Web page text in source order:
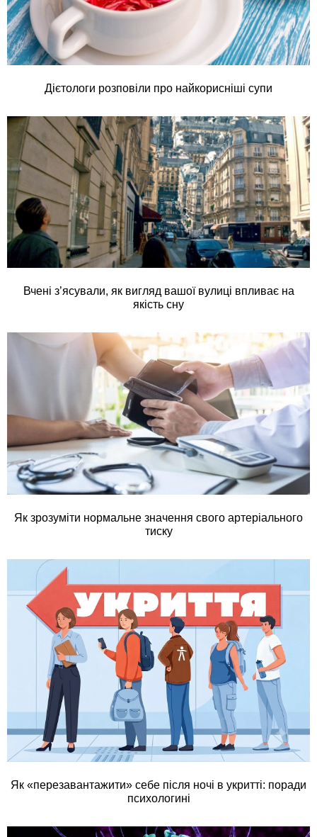
Дієтологи розповіли про найкорисніші супи
Вчені з’ясували, як вигляд вашої вулиці впливає на
якість сну
Як зрозуміти нормальне значення свого артеріального
тиску
Як «перезавантажити» себе після ночі в укритті: поради
психологині